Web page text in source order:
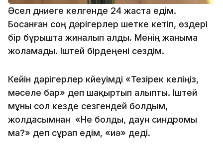
Әсел дүниеге келгенде 24 жаста едім.
Босанған соң дәрігерлер шетке кетіп, өздері
бір бұрышта жиналып алды. Менің жаныма
жоламады. Іштей бірдеңені сездім.
Кейін дәрігерлер күйеуімді «Тезірек келіңіз,
мәселе бар» деп шақыртып алыпты. Іштей
мұны сол кезде сезгендей болдым,
жолдасымнан «Не болды, даун синдромы
ма?» деп сұрап едім, «иә» деді.